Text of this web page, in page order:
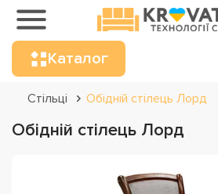
Каталог
Стільці Обідній стілець Лорд
Обідній стілець Лорд